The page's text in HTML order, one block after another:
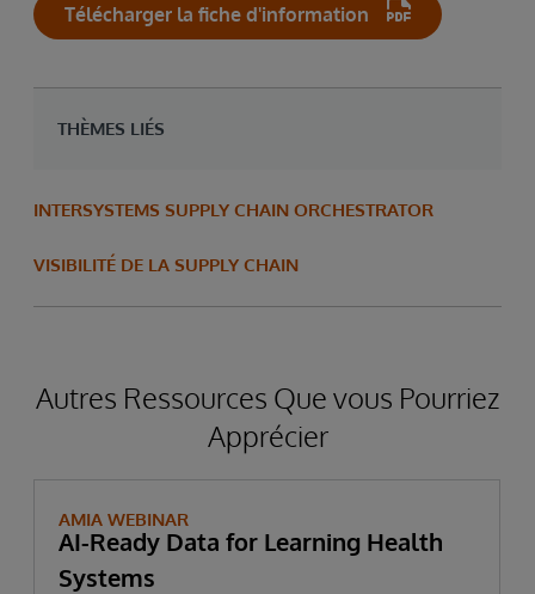
Télécharger la fiche d'information
THÈMES LIÉS
INTERSYSTEMS SUPPLY CHAIN ORCHESTRATOR
VISIBILITÉ DE LA SUPPLY CHAIN
Autres Ressources Que vous Pourriez
Apprécier
AMIA WEBINAR
AI-Ready Data for Learning Health
Systems